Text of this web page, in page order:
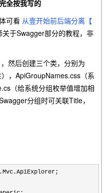
全按我写的
可看 从壹开始前后端分离【
关于Swagger部分的教程，非
然后创建三个类，分别为
，ApiGroupNames.css（系
（给系统分组枚举值增加相
分组时可关联Title，